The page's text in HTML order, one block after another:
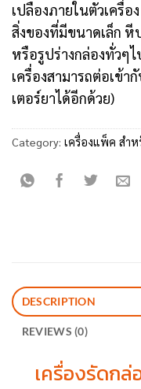
เปลืองภายในตัวเครื่
สิ่งของที่มีขนาดเล็ก
หรือรูปร่างกล่องทั่วๆ
เครื่องสามารถต่อเข้า
เตอร์ยาได้อีกด้วย)
Category: เครื่องแพ็ค สำ
DESCRIPTION
REVIEWS (0)
เครื่องรัดกล่